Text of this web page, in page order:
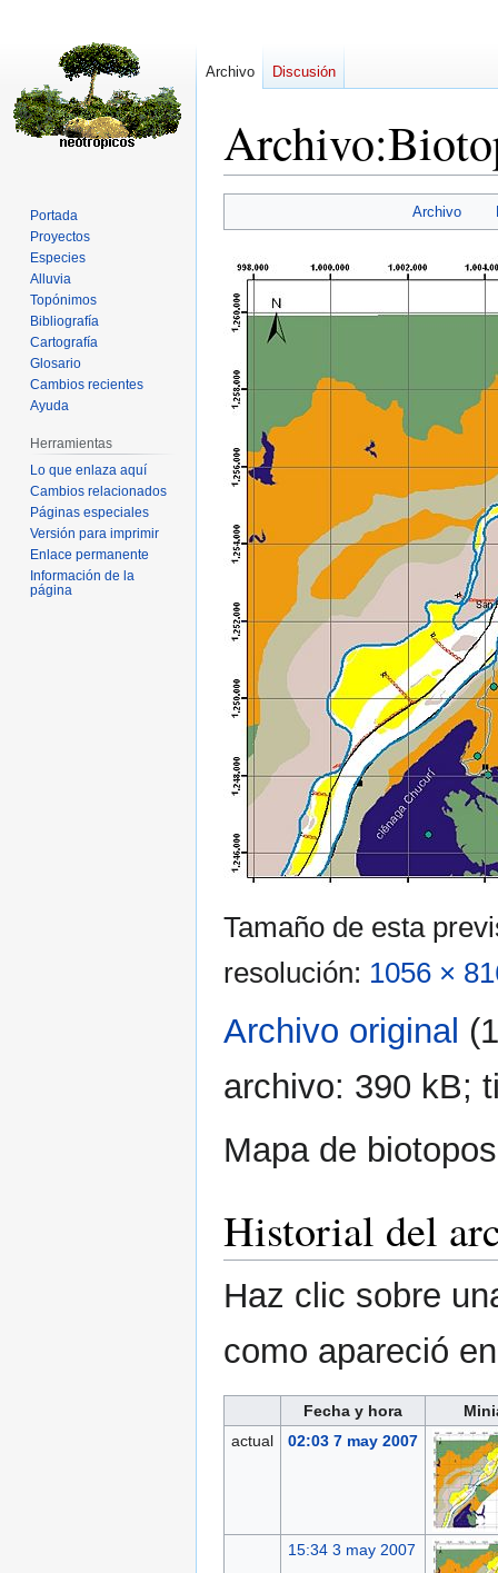
Archivo:
a
navegación
a
búsqueda
Archivo
Tamaño de esta
resolución: 1056 ×
Archivo original
archivo: 390 kB;
Mapa de
Historial del
Haz clic sobre
como apareció
Fecha y hora
actual
02:03 7 may 2007
15:34 3 may 2007
Archivo Discusión
Portada
Proyectos
Especies
Alluvia
Topónimos
Bibliografía
Cartografía
Glosario
Cambios recientes
Ayuda
Herramientas
Lo que enlaza aquí
Cambios relacionados
Páginas especiales
Versión para imprimir
Enlace permanente
Información de la
página